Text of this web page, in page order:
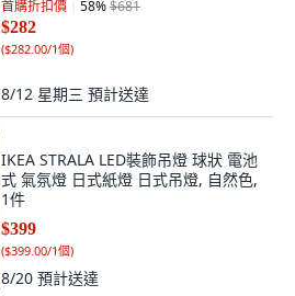
首購折扣價 58%$681
$282
($282.00/1個)
8/12 星期三 預計送達
IKEA STRALA LED裝飾吊燈 球狀 電池
式 氣氛燈 日式紙燈 日式吊燈, 自然色,
1件
$399
($399.00/1個)
8/20 預計送達